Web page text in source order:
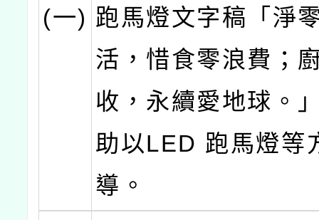
(一) 跑馬燈文字稿「淨
活，惜食零浪費；
收，永續愛地球。
助以LED 跑馬燈等
導。